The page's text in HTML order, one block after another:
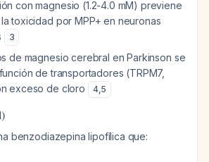
con magnesio (1.2-4.0 mM) previene
toxicidad por MPP+ en neuronas
3
de magnesio cerebral en Parkinson se
de transportadores (TRPM7,
exceso de cloro
4,5
benzodiazepina lipofílica que: